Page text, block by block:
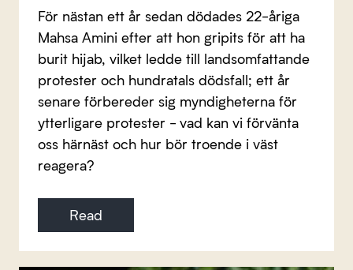
För nästan ett år sedan dödades 22-åriga
Mahsa Amini efter att hon gripits för att ha
burit hijab, vilket ledde till landsomfattande
protester och hundratals dödsfall; ett år
senare förbereder sig myndigheterna för
ytterligare protester - vad kan vi förvänta
oss härnäst och hur bör troende i väst
reagera?
Read